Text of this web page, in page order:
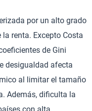
por un alto grado
renta. Excepto Costa
de Gini
desigualdad afecta
al limitar el tamaño
Además, dificulta la